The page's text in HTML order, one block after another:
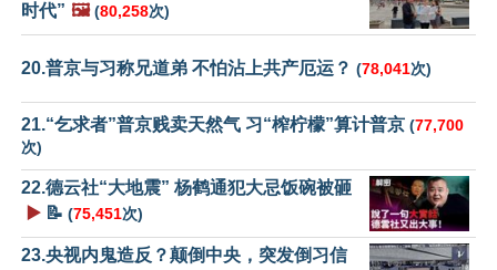
时代” 🖼️ (80,258次)
20.普京与习称兄道弟 不怕沾上共产厄运？ (78,041次)
21.“乞求者”普京贱卖天然气 习“榨柠檬”算计普京 (77,700
次)
22.德云社“大地震” 杨鹤通犯大忌饭碗被砸
▶️ 📝 (75,451次)
23.央视内鬼造反？颠倒中央，突发倒习信